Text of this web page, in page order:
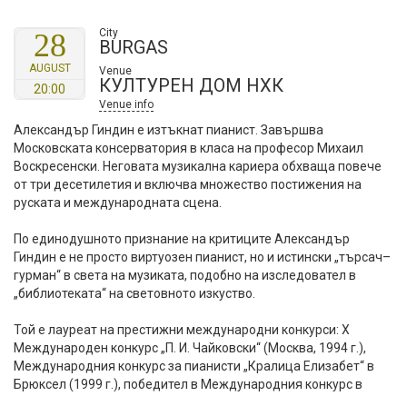
28
AUGUST
20:00
City
BURGAS
Venue
КУЛТУРЕН ДОМ НХК
Venue info
Александър Гиндин е изтъкнат пианист. Завършва
Московската консерватория в класа на професор Михаил
Воскресенски. Неговата музикална кариера обхваща повече
от три десетилетия и включва множество постижения на
руската и международната сцена.
По единодушното признание на критиците Александър
Гиндин е не просто виртуозен пианист, но и истински „търсач–
гурман“ в света на музиката, подобно на изследовател в
„библиотеката“ на световното изкуство.
Той е лауреат на престижни международни конкурси: Х
Международен конкурс „П. И. Чайковски“ (Москва, 1994 г.),
Международния конкурс за пианисти „Кралица Елизабет“ в
Брюксел (1999 г.), победител в Международния конкурс в